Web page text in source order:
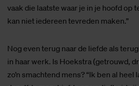
vaak die laatste waar je in je hoofd op
kan niet iedereen tevreden maken.”
Nog even terug naar de liefde als
in haar werk. Is Hoekstra (getrouwd,
zo’n smachtend mens? “Ik ben al heel